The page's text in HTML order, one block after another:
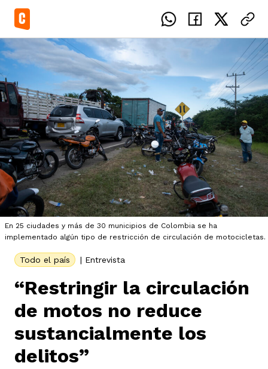
En 25 ciudades y más de 30 municipios de Colombia se ha
implementado algún tipo de restricción de circulación de motocicletas.
Todo el país | Entrevista
“Restringir la circulación
de motos no reduce
sustancialmente los
delitos”
país
del Caguán
del Cesar
de Atrato
étnicos
armado
país
Codazzi
Consonante